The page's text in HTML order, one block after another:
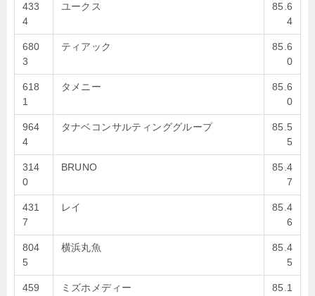
433
4
ユークス
85.6
4
680
3
ティアック
85.6
0
618
1
タメニー
85.6
0
964
4
タナベコンサルティンググループ
85.5
5
314
0
BRUNO
85.4
7
431
7
レイ
85.4
6
804
5
横浜丸魚
85.4
5
459
ミズホメディー
85.1